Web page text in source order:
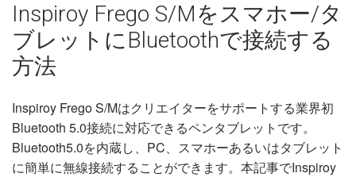
Inspiroy Frego S/Mをスマホー/タ
ブレットにBluetoothで接続する
方法
Inspiroy Frego S/Mはクリエイターをサポートする業界初
Bluetooth 5.0接続に対応できるペンタブレットです。
Bluetooth5.0を内蔵し、PC、スマホーあるいはタブレット
に簡単に無線接続することができます。本記事でInspiroy